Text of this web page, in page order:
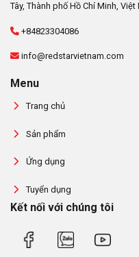
Tây, Thành phố Hồ Chí Minh, Việt
+84823304086
info@redstarvietnam.com
Menu
Trang chủ
Sản phẩm
Ứng dụng
Tuyển dụng
Kết nối với chúng tôi